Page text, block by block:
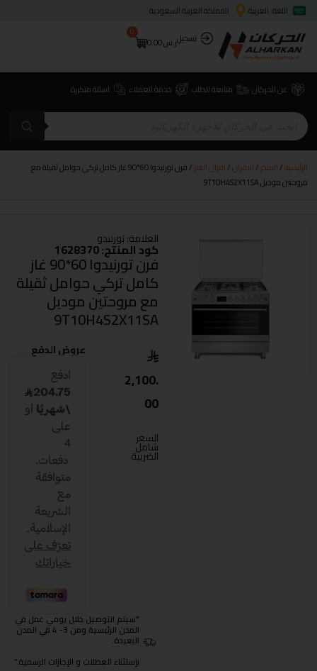
اللغة: العربية
المملكة العربية السعودية
تسجيلر.س0.00
0
عن الحركان متابعة الطلب خدمة العملاء اسئلة متكررة
الرئيسية/المتجر/الافران/افران الغاز
/ فرن تورنيدوا 60*90 غاز كامل تركي حوامل ثقيلة مع
مروحتين موديل 9T10H4S2X11SA
العلامة:تورنيدو
كود المنتج: 1628370
فرن تورنيدوا 60*90 غاز
كامل تركي حوامل ثقيلة
مع مروحتين موديل
9T10H4S2X11SA
2,100.
00
السعر
شامل
الضريبة
عروض الدفع
"سيتم التوصيل خلال يومي عمل في
المدن الرئيسية ومن 3- 4 في المدن
البعيدة.
بإستثناء العطلات و الإجازات الرسمية."